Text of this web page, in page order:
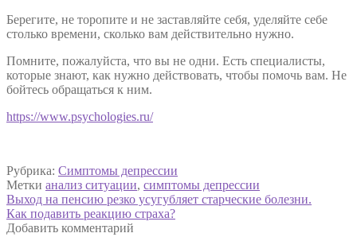
Берегите, не торопите и не заставляйте себя, уделяйте себе
столько времени, сколько вам действительно нужно.
Помните, пожалуйста, что вы не одни. Есть специалисты,
которые знают, как нужно действовать, чтобы помочь вам. Не
бойтесь обращаться к ним.
https://www.psychologies.ru/
Рубрика: Симптомы депрессии
Метки анализ ситуации, симптомы депрессии
Навигация
по
Предыдущая
запись:
Выход на пенсию резко усугубляет старческие болезни.
Следующая
запись:
Как подавить реакцию страха?
Добавить комментарий